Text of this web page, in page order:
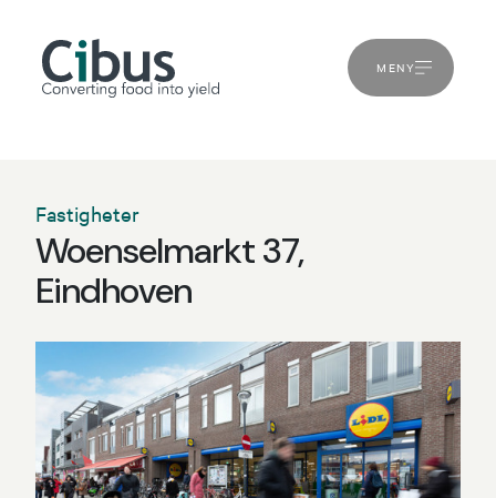
MENY
Fastigheter
Woenselmarkt 37,
Eindhoven